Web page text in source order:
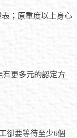
；原重度以上身心
更多元的認定方
卻要等待至少6個